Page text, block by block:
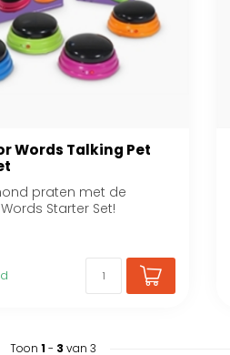
Words Talking Pet
praten met de
Starter Set!
Toon 1- 3 van 3